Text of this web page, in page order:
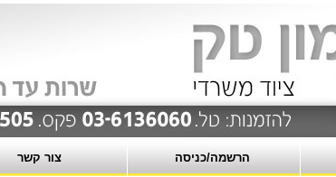
הרשמה/כניסה צור קשר